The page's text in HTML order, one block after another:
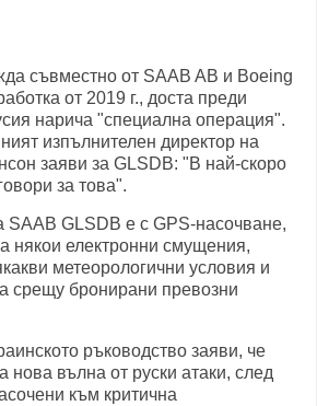
съвместно от SAAB AB и Boeing
от 2019 г., доста преди
нарича "специална операция".
изпълнителен директор на
заяви за GLSDB: "В най-скоро
за това".
SAAB GLSDB е с GPS-насочване,
някои електронни смущения,
метеорологични условия и
срещу бронирани превозни
ръководство заяви, че
нова вълна от руски атаки, след
към критична